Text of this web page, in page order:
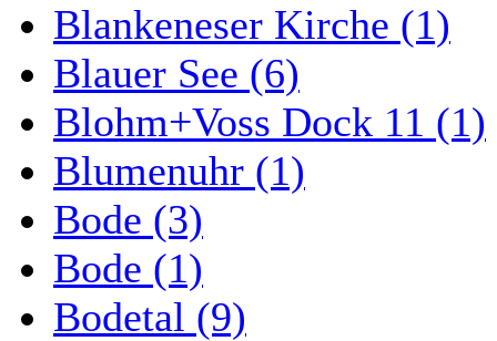
Blankeneser Kirche (1)
Blauer See (6)
Blohm+Voss Dock 11 (1)
Blumenuhr (1)
Bode (3)
Bode (1)
Bodetal (9)